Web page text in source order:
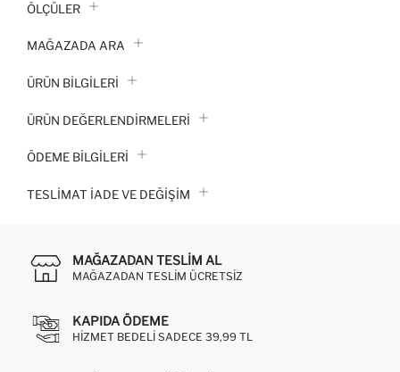
ÖLÇÜLER
MAĞAZADA ARA
ÜRÜN BILGILERI
ÜRÜN DEĞERLENDİRMELERİ
ÖDEME BİLGİLERİ
TESLIMAT İADE VE DEĞIŞIM
MAĞAZADAN TESLIM AL
MAĞAZADAN TESLIM ÜCRETSIZ
KAPIDA ÖDEME
HIZMET BEDELI SADECE 39,99 TL